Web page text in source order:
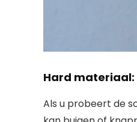
Hard
Als u probeert de